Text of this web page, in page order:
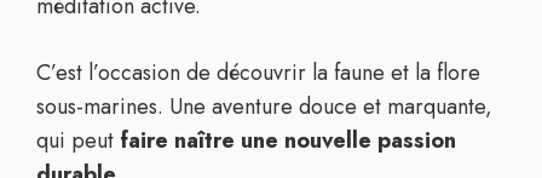
C’est l’occasion de découvrir la faune et la flore
sous-marines. Une aventure douce et marquante,
qui peut faire naître une nouvelle passion